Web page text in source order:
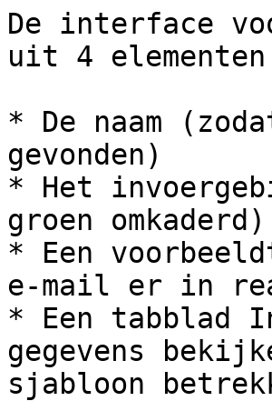
De interface
uit 4 elementen
* De naam
gevonden)
* Het
groen omkaderd)
* Een
e-mail er in
* Een tabblad
gegevens
sjabloon